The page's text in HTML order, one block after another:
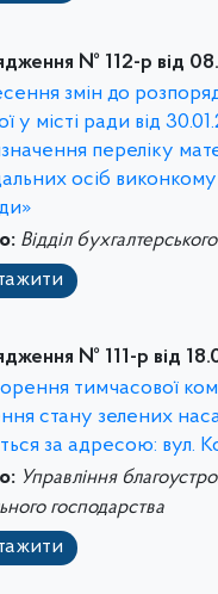
№ 112-р від
змін до
у місті ради від
переліку
осіб
Відділ
№ 111-р від
тимчасової
стану зелених
за адресою: вул.
Управління
господарства